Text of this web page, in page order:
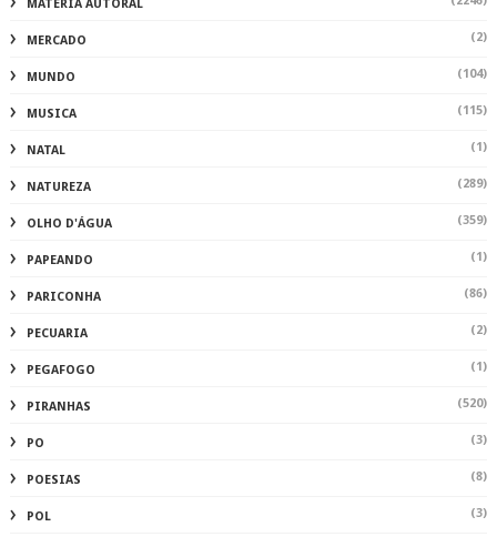
MATÉRIA AUTORAL
MERCADO (2)
MUNDO (104)
MUSICA (115)
NATAL (1)
NATUREZA (289)
OLHO D'ÁGUA (359)
PAPEANDO (1)
PARICONHA (86)
PECUARIA (2)
PEGAFOGO (1)
PIRANHAS (520)
PO (3)
POESIAS (8)
POL (3)